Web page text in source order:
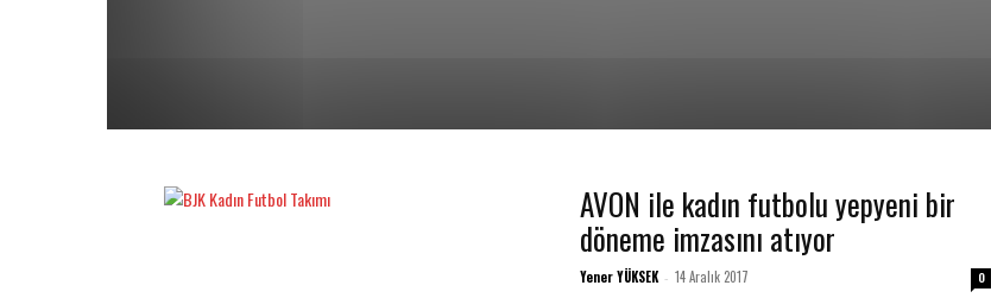
AVON ile kadın futbolu yepyeni bir
döneme imzasını atıyor
Yener YÜKSEK - 14 Aralık 2017 0